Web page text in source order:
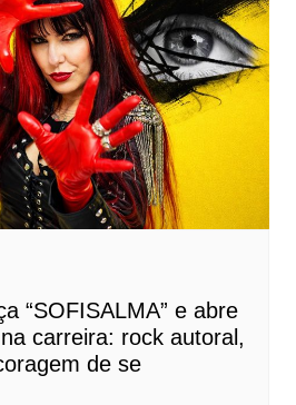
“SOFISALMA” e abre
carreira: rock autoral,
de se